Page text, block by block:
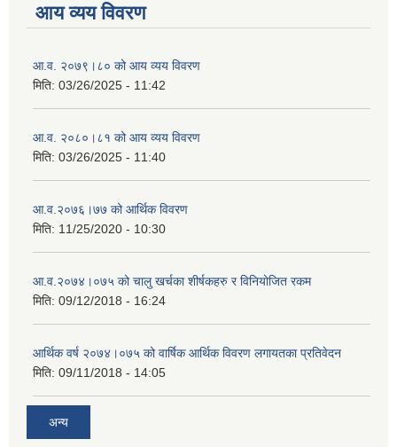
आय व्यय विवरण
आ.व. २०७९।८० को आय व्यय विवरण
मिति: 03/26/2025 - 11:42
आ.व. २०८०।८१ को आय व्यय विवरण
मिति: 03/26/2025 - 11:40
आ.व.२०७६।७७ को आर्थिक विवरण
मिति: 11/25/2020 - 10:30
आ.व.२०७४।०७५ को चालु खर्चका शीर्षकहरु र विनियोजित रकम
मिति: 09/12/2018 - 16:24
आर्थिक वर्ष २०७४।०७५ को वार्षिक आर्थिक विवरण लगायतका प्रतिवेदन
मिति: 09/11/2018 - 14:05
अन्य